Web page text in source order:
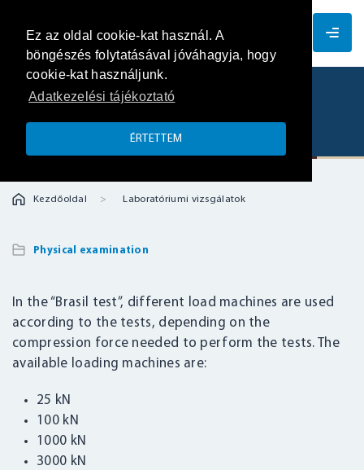
Ez az oldal cookie-kat használ. A
böngészés folytatásával jóváhagyja, hogy
cookie-kat használjunk.
Adatkezelési tájékoztató
ÉRTETTEM
Kezdőoldal Laboratóriumi vizsgálatok
Physical examination
In the “Brasil test”, different load machines are used
according to the tests, depending on the
compression force needed to perform the tests. The
available loading machines are:
25 kN
100 kN
1000 kN
3000 kN